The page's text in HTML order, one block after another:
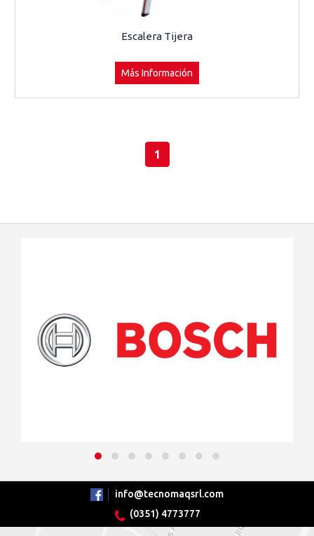
Escalera Tijera
Más Información
1
info@tecnomaqsrl.com
(0351) 4773777